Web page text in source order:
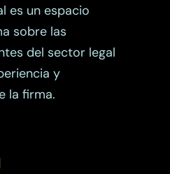
es un espacio
sobre las
del sector legal
y
la firma.